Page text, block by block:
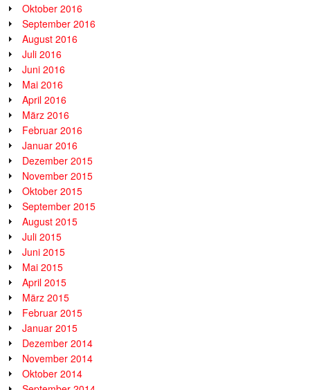
Oktober 2016
September 2016
August 2016
Juli 2016
Juni 2016
Mai 2016
April 2016
März 2016
Februar 2016
Januar 2016
Dezember 2015
November 2015
Oktober 2015
September 2015
August 2015
Juli 2015
Juni 2015
Mai 2015
April 2015
März 2015
Februar 2015
Januar 2015
Dezember 2014
November 2014
Oktober 2014